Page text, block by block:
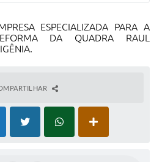
ESPECIALIZADA PARA A
DA QUADRA RAUL